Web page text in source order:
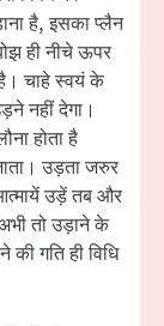
है, इसका प्लैन
ही नीचे ऊपर
चाहे स्वयं के
नहीं देगा।
होता है
उड़ता जरुर
उड़ें तब और
तो उड़ाने के
गति ही विधि